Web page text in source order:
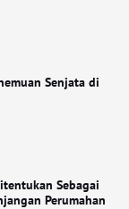
Senjata di
Sebagai
Perumahan